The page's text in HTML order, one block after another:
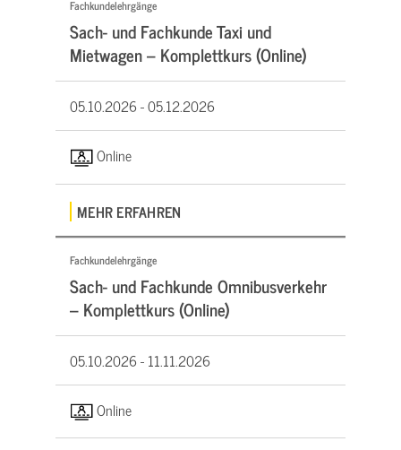
Fachkundelehrgänge
Sach- und Fachkunde Taxi und
Mietwagen – Komplettkurs (Online)
05.10.2026 -05.12.2026
Online
MEHR ERFAHREN
Fachkundelehrgänge
Sach- und Fachkunde Omnibusverkehr
– Komplettkurs (Online)
05.10.2026 -11.11.2026
Online